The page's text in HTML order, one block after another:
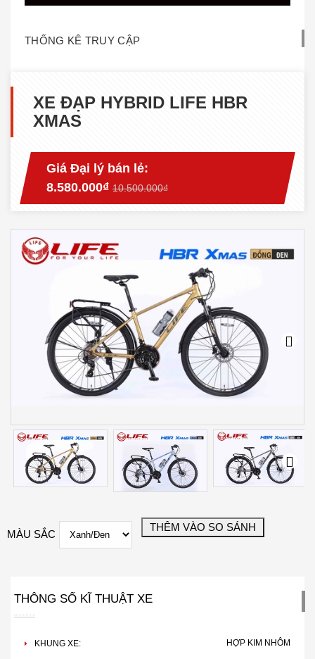
THỐNG KÊ TRUY CẬP
XE ĐẠP HYBRID LIFE HBR
XMAS
Giá Đại lý bán lẻ:
8.580.000₫ 10.500.000₫
Next
MÀU SẮC
THÔNG SỐ KĨ THUẬT XE
KHUNG XE: HỢP KIM NHÔM